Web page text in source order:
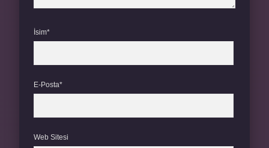
İsim*
E-Posta*
Web Sitesi